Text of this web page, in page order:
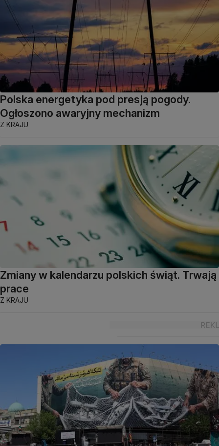
Polska energetyka pod presją pogody.
Ogłoszono awaryjny mechanizm
Z KRAJU
Zmiany w kalendarzu polskich świąt. Trwają
prace
Z KRAJU